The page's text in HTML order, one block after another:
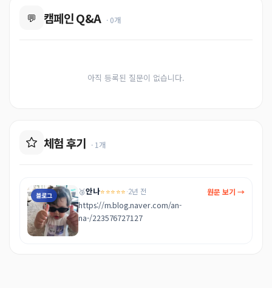
💬 캠페인 Q&A · 0개
아직 등록된 질문이 없습니다.
체험 후기 · 1개
블로그 🥉안나⭐⭐⭐⭐⭐·2년 전 원문 보기 →
https://m.blog.naver.com/an-
na-/223576727127